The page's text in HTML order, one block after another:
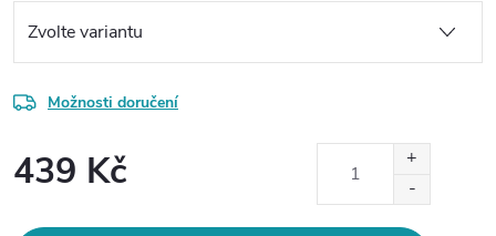
Možnosti doručení
439 Kč